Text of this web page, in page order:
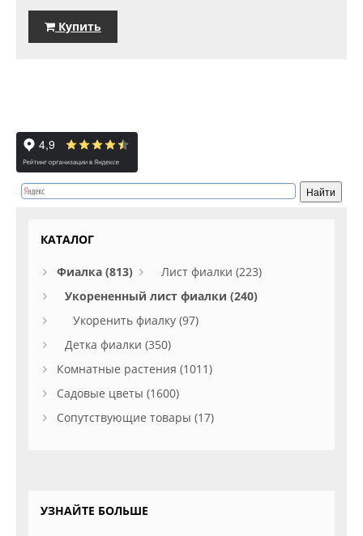
Купить
КАТАЛОГ
Фиалка (813)
Лист фиалки (223)
Укорененный лист фиалки (240)
Укоренить фиалку (97)
Детка фиалки (350)
Комнатные растения (1011)
Садовые цветы (1600)
Сопутствующие товары (17)
УЗНАЙТЕ БОЛЬШЕ